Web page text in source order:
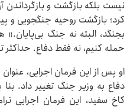
نیست بلکه بازگشت و
کرد؛ بازگشت روحیه جنگجویی و
بجنگد، البته نه جنگ
حمله کنیم، نه فقط دفاع. حداکثر
او پس از این فرمان اجرایی،
دفاع به وزیر جنگ تغییر داد.
کاخ سفید، این فرمان اجرایی